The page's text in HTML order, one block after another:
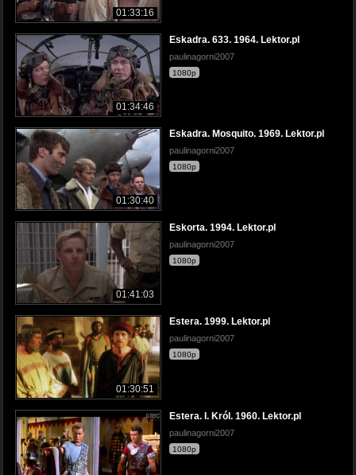
01:33:16
01:34:46
Eskadra. 633. 1964. Lektor.pl
paulinagorni2007
1080p
01:30:40
Eskadra. Mosquito. 1969. Lektor.pl
paulinagorni2007
1080p
01:41:03
Eskorta. 1994. Lektor.pl
paulinagorni2007
1080p
01:30:51
Estera. 1999. Lektor.pl
paulinagorni2007
1080p
Estera. I. Król. 1960. Lektor.pl
paulinagorni2007
1080p